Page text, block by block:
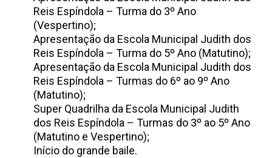
Reis Espíndola – Turma do 3º Ano
(Vespertino);
Apresentação da Escola Municipal Judith dos
Reis Espíndola – Turma do 5º Ano (Matutino);
Apresentação da Escola Municipal Judith dos
Reis Espíndola – Turmas do 6º ao 9º Ano
(Matutino);
Super Quadrilha da Escola Municipal Judith
dos Reis Espíndola – Turmas do 3º ao 5º Ano
(Matutino e Vespertino);
Início do grande baile.